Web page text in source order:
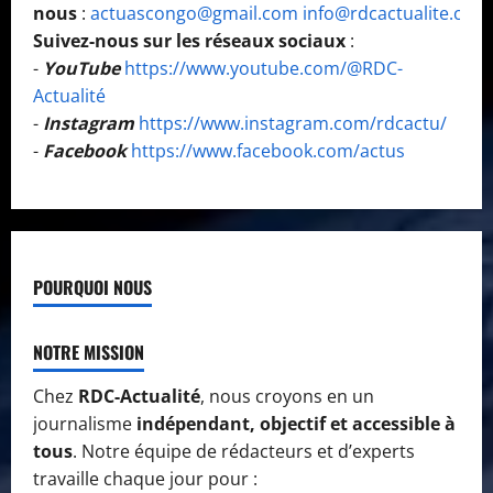
nous : actuascongo@gmail.com info@rdcactualite.com
Suivez-nous sur les réseaux sociaux :
- YouTube https://www.youtube.com/@RDC-
Actualité
- Instagram https://www.instagram.com/rdcactu/
- Facebook https://www.facebook.com/actus
POURQUOI NOUS
NOTRE MISSION
Chez RDC-Actualité, nous croyons en un
journalisme indépendant, objectif et accessible à
tous. Notre équipe de rédacteurs et d’experts
travaille chaque jour pour :